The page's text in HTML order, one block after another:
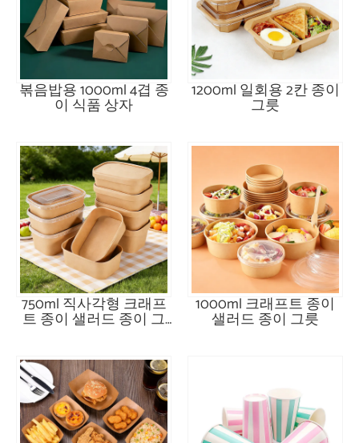
볶음밥용 1000ml 4겹 종
이 식품 상자
1200ml 일회용 2칸 종이
그릇
750ml 직사각형 크래프
트 종이 샐러드 종이 그
1000ml 크래프트 종이
샐러드 종이 그릇